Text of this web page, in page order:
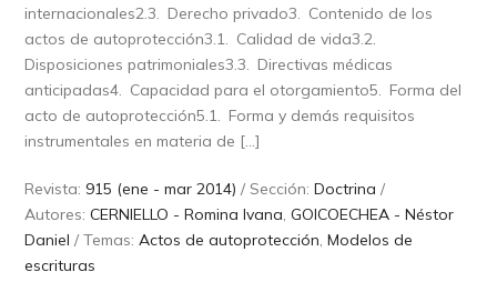
internacionales2.3. Derecho privado3. Contenido de los
actos de autoprotección3.1. Calidad de vida3.2.
Disposiciones patrimoniales3.3. Directivas médicas
anticipadas4. Capacidad para el otorgamiento5. Forma del
acto de autoprotección5.1. Forma y demás requisitos
instrumentales en materia de […]
Revista: 915 (ene - mar 2014) / Sección:Doctrina /
Autores:CERNIELLO - Romina Ivana,GOICOECHEA - Néstor
Daniel / Temas:Actos de autoprotección,Modelos de
escrituras